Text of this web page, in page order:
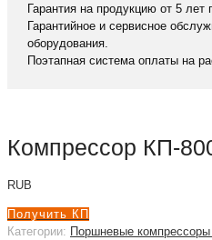
Гарантия на продукцию от 5 лет
Гарантийное и сервисное
оборудования.
Поэтапная система оплаты на
Компрессор КП-
RUB
Получить КП
Категории: Поршневые компрессоры